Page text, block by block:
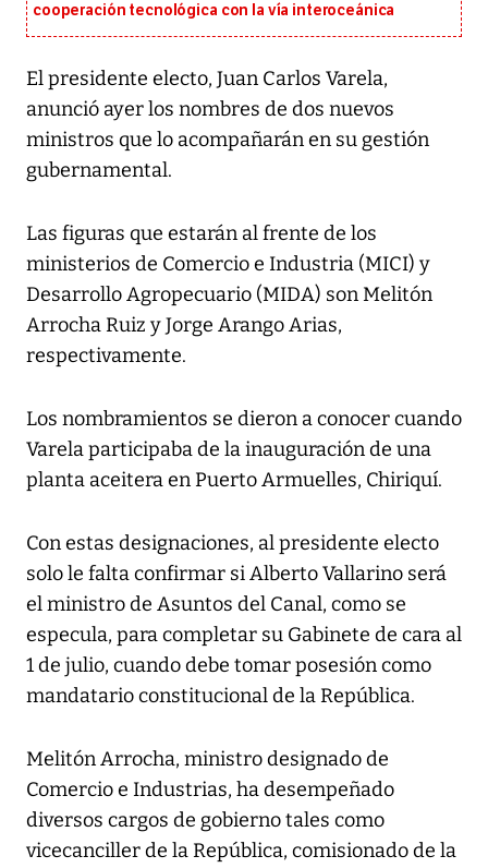
cooperación tecnológica con la vía interoceánica
El presidente electo, Juan Carlos Varela,
anunció ayer los nombres de dos nuevos
ministros que lo acompañarán en su gestión
gubernamental.
Las figuras que estarán al frente de los
ministerios de Comercio e Industria (MICI) y
Desarrollo Agropecuario (MIDA) son Melitón
Arrocha Ruiz y Jorge Arango Arias,
respectivamente.
Los nombramientos se dieron a conocer cuando
Varela participaba de la inauguración de una
planta aceitera en Puerto Armuelles, Chiriquí.
Con estas designaciones, al presidente electo
solo le falta confirmar si Alberto Vallarino será
el ministro de Asuntos del Canal, como se
especula, para completar su Gabinete de cara al
1 de julio, cuando debe tomar posesión como
mandatario constitucional de la República.
Melitón Arrocha, ministro designado de
Comercio e Industrias, ha desempeñado
diversos cargos de gobierno tales como
vicecanciller de la República, comisionado de la